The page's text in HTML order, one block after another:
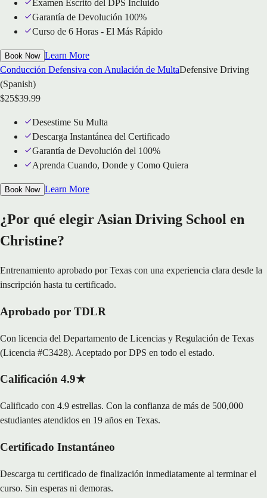
Examen Escrito del DPS Incluido
Garantía de Devolución 100%
Curso de 6 Horas - El Más Rápido
Book Now Learn More
Conducción Defensiva con Anulación de MultaDefensive Driving
(Spanish)
$25$39.99
Desestime Su Multa
Descarga Instantánea del Certificado
Garantía de Devolución del 100%
Aprenda Cuando, Donde y Como Quiera
Book Now Learn More
¿Por qué elegir Asian Driving School en
Christine?
Entrenamiento aprobado por Texas con una experiencia clara desde la
inscripción hasta tu certificado.
Aprobado por TDLR
Con licencia del Departamento de Licencias y Regulación de Texas
(Licencia #C3428). Aceptado por DPS en todo el estado.
Calificación 4.9★
Calificado con 4.9 estrellas. Con la confianza de más de 500,000
estudiantes atendidos en 19 años en Texas.
Certificado Instantáneo
Descarga tu certificado de finalización inmediatamente al terminar el
curso. Sin esperas ni demoras.